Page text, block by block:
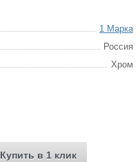
1 Марка
Россия
Хром
Купить в 1 клик